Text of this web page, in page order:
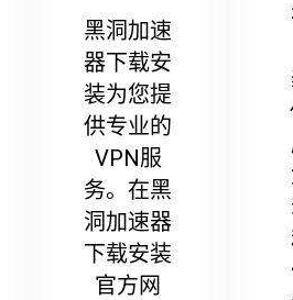
黑洞加速
器下载安
装为您提
供专业的
VPN服
务。在黑
洞加速器
下载安装
官方网